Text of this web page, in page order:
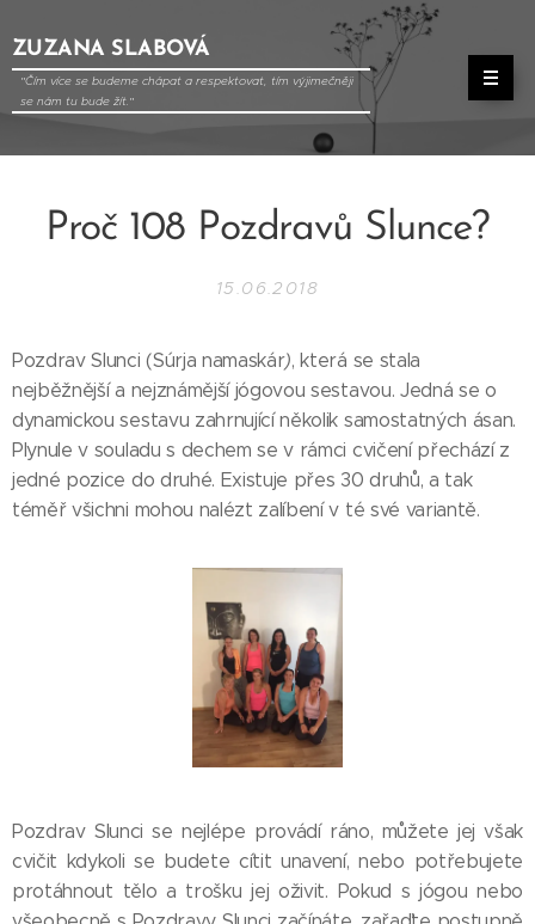
ZUZANA SLABOVÁ
"Čím více se budeme chápat a respektovat, tím výjimečněji
se nám tu bude žít."
Proč 108 Pozdravů Slunce?
15.06.2018
Pozdrav Slunci (Súrja namaskár), která se stala
nejběžnější a nejznámější jógovou sestavou. Jedná se o
dynamickou sestavu zahrnující několik samostatných ásan.
Plynule v souladu s dechem se v rámci cvičení přechází z
jedné pozice do druhé. Existuje přes 30 druhů, a tak
téměř všichni mohou nalézt zalíbení v té své variantě.
Pozdrav Slunci se nejlépe provádí ráno, můžete jej však
cvičit kdykoli se budete cítit unavení, nebo potřebujete
protáhnout tělo a trošku jej oživit. Pokud s jógou nebo